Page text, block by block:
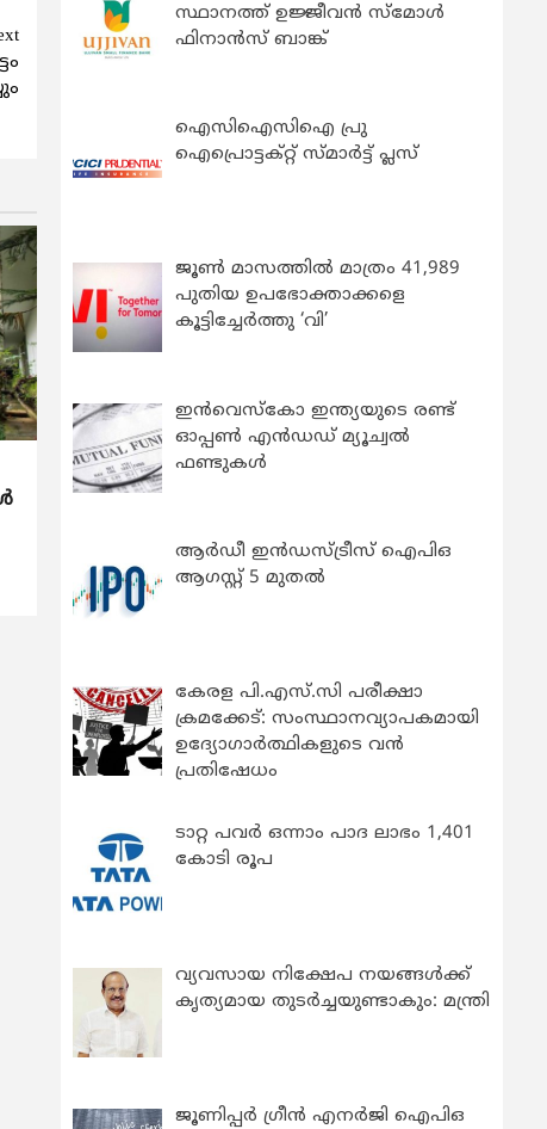
സ്ഥാനത്ത് ഉജ്ജീവൻ സ്മോൾ
ഫിനാൻസ് ബാങ്ക്
ഐസിഐസിഐ പ്രു
ഐപ്രൊട്ടക്റ്റ് സ്മാർട്ട് പ്ലസ്
ജൂൺ മാസത്തിൽ മാത്രം 41,989
പുതിയ ഉപഭോക്താക്കളെ
കൂട്ടിച്ചേർത്തു ‘വി’
ഇന്‍വെസ്കോ ഇന്ത്യയുടെ രണ്ട്
ഓപ്പണ്‍ എന്‍ഡഡ് മ്യൂച്വല്‍
ഫണ്ടുകള്‍
ആർഡീ ഇൻഡസ്ട്രീസ് ഐപിഒ
ആഗസ്റ്റ് 5 മുതൽ
കേരള പി.എസ്.സി പരീക്ഷാ
ക്രമക്കേട്: സംസ്ഥാനവ്യാപകമായി
ഉദ്യോഗാര്‍ത്ഥികളുടെ വന്‍
പ്രതിഷേധം
ടാറ്റ പവർ ഒന്നാം പാദ ലാഭം 1,401
കോടി രൂപ
വ്യവസായ നിക്ഷേപ നയങ്ങള്‍ക്ക്
കൃത്യമായ തുടര്‍ച്ചയുണ്ടാകും: മന്ത്രി
ജൂണിപ്പർ ഗ്രീൻ എനർജി ഐപിഒ